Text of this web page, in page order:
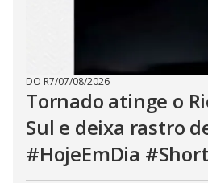
DO R7/07/08/2026
Tornado atinge o
Sul e deixa rastro
#HojeEmDia